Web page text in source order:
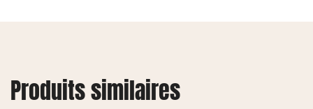
Produits similaires